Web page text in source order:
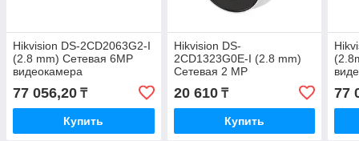
Hikvision DS-2CD2063G2-I
(2.8 mm) Сетевая 6MP
видеокамера
77 056,20 ₸
Купить
Hikvision DS-
2CD1323G0E-I (2.8 mm)
Сетевая 2 MP
видеокамера
20 610₸
Купить
77